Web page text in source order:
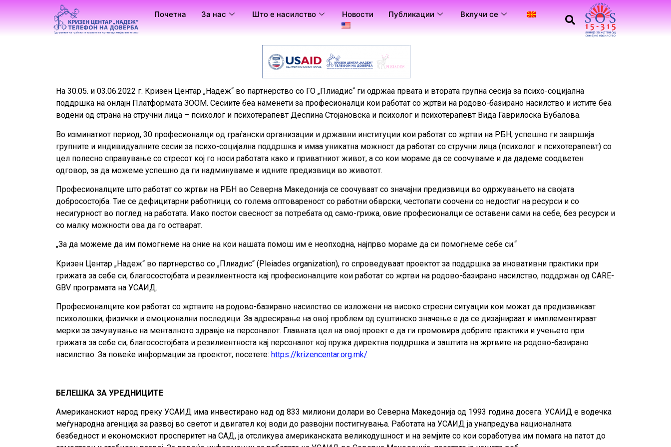
Почетна За нас Што е насилство Новости Публикации Вклучи се
На 30.05. и 03.06.2022 г. Кризен Центар „Надеж“ во партнерство со ГО „Плиадис“ ги одржаа првата и втората групна сесија за психо-социјална
поддршка на онлајн Платформата ЗООМ. Сесиите беа наменети за професионалци кои работат со жртви на родово-базирано насилство и истите беа
водени од страна на стручни лица – психолог и психотерапевт Деспина Стојановска и психолог и психотерапевт Вида Гаврилоска Бубалова.
Во изминатиот период, 30 професионалци oд граѓански организации и државни институции кои работат со жртви на РБН, успешно ги завршија
групните и индивидуалните сесии за психо-социјална поддршка и имаа уникатна можност да работат со стручни лица (психолог и психотерапевт) со
цел полесно справување со стресот кој го носи работата како и приватниот живот, а со кои мораме да се соочуваме и да дадеме соодветен
одговор, за да можеме успешно да ги надминуваме и идните предизвици во животот.
Професионалците што работат со жртви на РБН во Северна Македонија се соочуваат со значајни предизвици во одржувањето на својата
добросостојба. Тие се дефицитарни работници, со голема оптовареност со работни обврски, честопати соочени со недостиг на ресурси и со
несигурност во поглед на работата. Иако постои свесност за потребата од само-грижа, овие професионалци се оставени сами на себе, без ресурси и
со малку можности ова да го остварат.
„За да можеме да им помогнеме на оние на кои нашата помош им е неопходна, најпрво мораме да си помогнеме себе си.“
Кризен Центар „Надеж“ во партнерство со „Плиадис“ (Pleiades organization), го спроведуваат проектот за поддршка за иновативни практики при
грижата за себе си, благосостојбата и резилиентноста кај професионалците кои работат со жртви на родово-базирано насилство, поддржан од CARE-
GBV програмата на УСАИД.
Професионалците кои работат со жртвите на родово-базирано насилство се изложени на високо стресни ситуации кои можат да предизвикаат
психолошки, физички и емоционални последици. За адресирање на овој проблем од суштинско значење е да се дизајнираат и имплементираат
мерки за зачувување на менталното здравје на персоналот. Главната цел на овој проект е да ги промовира добрите практики и учењето при
грижата за себе си, благосостојбата и резилиентноста кај персоналот кој пружа директна поддршка и заштита на жртвите на родово-базирано
насилство. За повеќе информации за проектот, посетете: https://krizencentar.org.mk/
БЕЛЕШКА ЗА УРЕДНИЦИТЕ
Американскиот народ преку УСАИД има инвестирано над од 833 милиони долари во Северна Македонија од 1993 година досега. УСАИД е водечка
меѓународна агенција за развој во светот и двигател кој води до развојни постигнувања. Работата на УСАИД ја унапредува националната
безбедност и економскиот просперитет на САД, ја отсликува американската великодушност и на земјите со кои соработува им помага на патот до